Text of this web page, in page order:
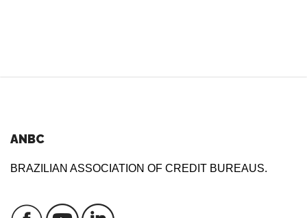
ANBC
BRAZILIAN ASSOCIATION OF CREDIT BUREAUS.